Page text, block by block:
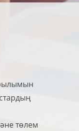
төлем